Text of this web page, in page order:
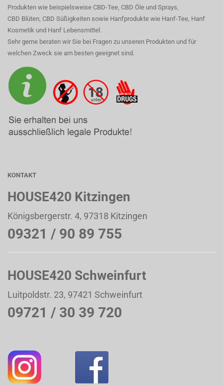
Produkten wie beispielsweise CBD-Tee, CBD Öle und Sprays,
CBD Blüten, CBD Süßigkeiten sowie Hanfprodukte wie Hanf-Tee, Hanf
Kosmetik und Hanf Lebensmittel.
Sehr gerne beraten wir Sie bei Fragen zu unseren Produkten und für
welchen Zweck sie am besten geeignet sind.
KONTAKT
HOUSE420 Kitzingen
Königsbergerstr. 4, 97318 Kitzingen
09321 / 90 89 755
HOUSE420 Schweinfurt
Luitpoldstr. 23, 97421 Schweinfurt
09721 / 30 39 720